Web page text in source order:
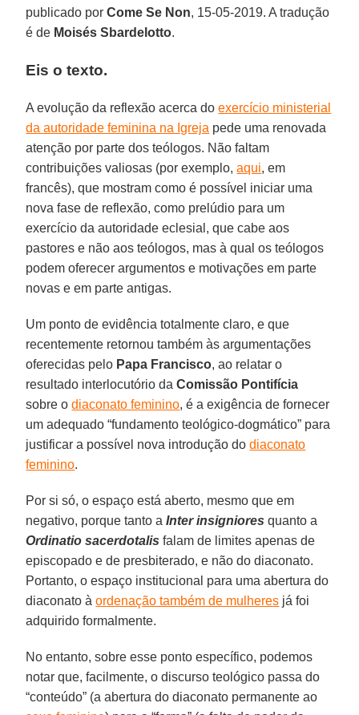
publicado porCome Se Non, 15-05-2019. A tradução
é de Moisés Sbardelotto.
Eis o texto.
A evolução da reflexão acerca doexercício ministerial
da autoridade feminina na Igreja pede uma renovada
atenção por parte dos teólogos. Não faltam
contribuições valiosas (por exemplo,aqui, em
francês), que mostram como é possível iniciar uma
nova fase de reflexão, como prelúdio para um
exercício da autoridade eclesial, que cabe aos
pastores e não aos teólogos, mas à qual os teólogos
podem oferecer argumentos e motivações em parte
novas e em parte antigas.
Um ponto de evidência totalmente claro, e que
recentemente retornou também às argumentações
oferecidas pelo Papa Francisco, ao relatar o
resultado interlocutório daComissão Pontifícia
sobre odiaconato feminino, é a exigência de fornecer
um adequado “fundamento teológico-dogmático” para
justificar a possível nova introdução dodiaconato
feminino.
Por si só, o espaço está aberto, mesmo que em
negativo, porque tanto aInter insigniores quanto a
Ordinatio sacerdotalis falam de limites apenas de
episcopado e de presbiterado, e não do diaconato.
Portanto, o espaço institucional para uma abertura do
diaconato àordenação também de mulheres já foi
adquirido formalmente.
No entanto, sobre esse ponto específico, podemos
notar que, facilmente, o discurso teológico passa do
“conteúdo” (a abertura do diaconato permanente ao